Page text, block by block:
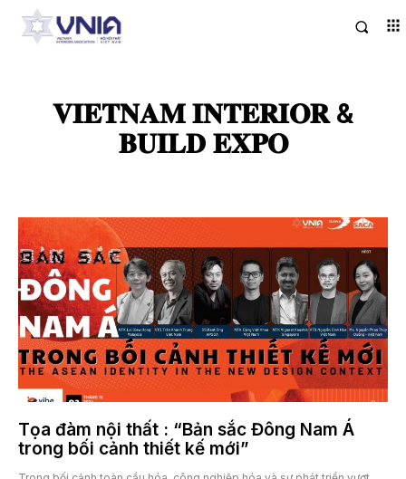
𝐕𝐈𝐄𝐓𝐍𝐀𝐌 𝐈𝐍𝐓𝐄𝐑𝐈𝐎𝐑 &
𝐁𝐔𝐈𝐋𝐃 𝐄𝐗𝐏𝐎
Tọa đàm nội thất : “Bản sắc Đông Nam Á
trong bối cảnh thiết kế mới”